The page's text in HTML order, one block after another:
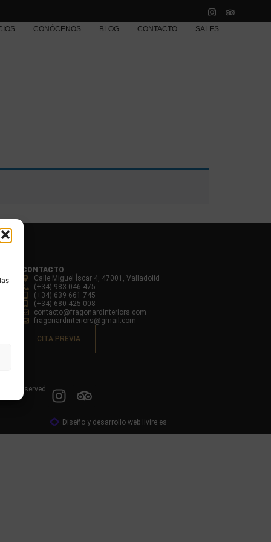
CONÓCENOS BLOG CONTACTO SALES
CONTACTO
Calle Miguel Íscar 4, 47001, Valladolid
(+34) 983 046 475
(+34) 639 661 745
(+34) 680 425 008
contacto@fragonardinteriors.com
fragonardinteriors@gmail.com
CITA PREVIA
reserved.
Diseño y desarrollo web livire.es